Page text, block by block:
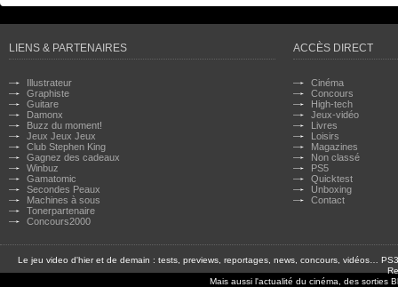
LIENS & PARTENAIRES
Illustrateur
Graphiste
Guitare
Damonx
Buzz du moment!
Jeux Jeux Jeux
Club Stephen King
Gagnez des cadeaux
Winbuz
Gamatomic
Secondes Peaux
Machines à sous
Tonerpartenaire
Concours2000
ACCÈS DIRECT
Cinéma
Concours
High-tech
Jeux-vidéo
Livres
Loisirs
Magazines
Non classé
PS5
Quicktest
Unboxing
Contact
Le jeu video d'hier et de demain : tests, previews, reportages, news, concours, vidéos…
Mais aussi l'actualité du cinéma, des sorties